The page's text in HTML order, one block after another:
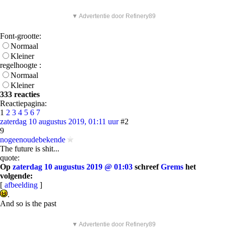
▼ Advertentie door Refinery89
Font-grootte:
Normaal
Kleiner
regelhoogte :
Normaal
Kleiner
333 reacties
Reactiepagina:
1 2 3 4 5 6 7
zaterdag 10 augustus 2019, 01:11 uur #2
9
nogeenoudebekende
The future is shit...
quote:
Op zaterdag 10 augustus 2019 @ 01:03 schreefGrems het
volgende:
[ afbeelding ]
.
And so is the past
▼ Advertentie door Refinery89